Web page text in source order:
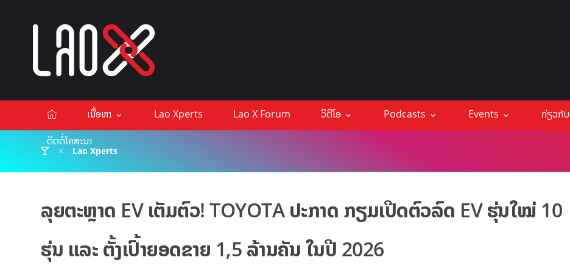
ເນື້ອຫາ Lao Xperts Lao X Forum ວິດີໂອ Podcasts Events
ກ່ຽວກັບ
ຕິດຕໍ່ໂຄສະນາ
Lao Xperts
ລຸຍຕະຫຼາດ EV ເຕັມຕົວ! TOYOTA ປະກາດ ກຽມເປີດຕົວລົດ EV ຮຸ່ນໃໝ່ 10
ຮຸ່ນ ແລະ ຕັ້ງເປົ້າຍອດຂາຍ 1,5 ລ້ານຄັນ ໃນປີ 2026